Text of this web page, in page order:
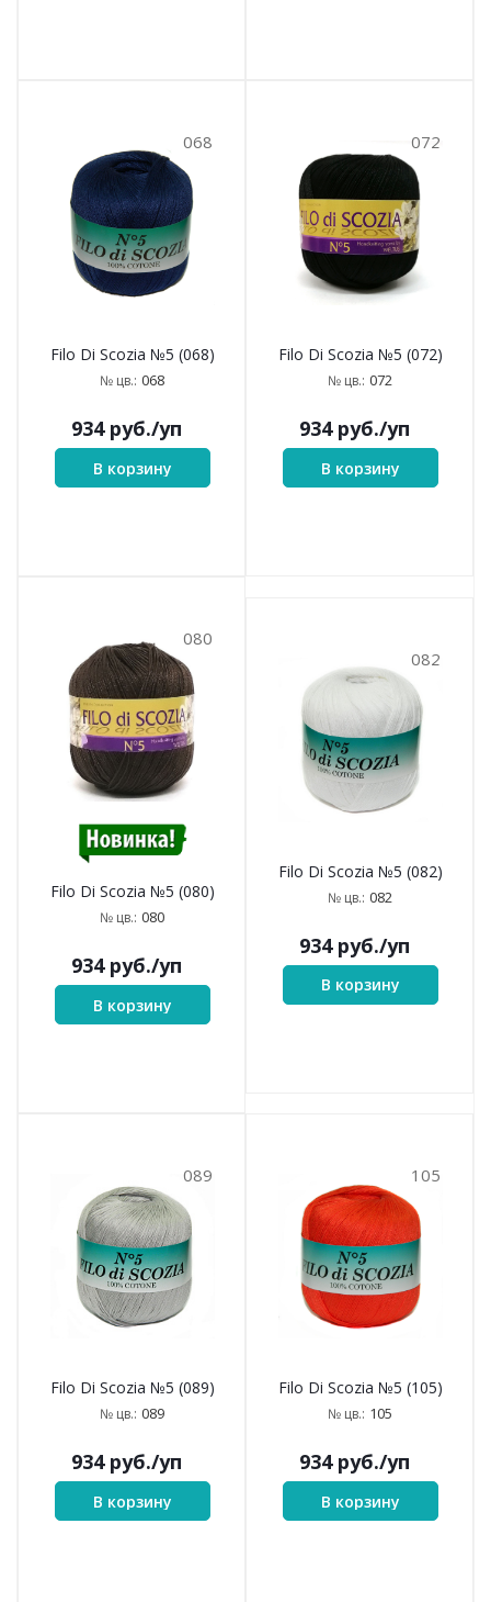
068
Filo Di Scozia №5 (068)
№ цв.: 068
934руб./уп
В корзину
072
Filo Di Scozia №5 (072)
№ цв.: 072
934руб./уп
В корзину
080
Filo Di Scozia №5 (080)
№ цв.: 080
934руб./уп
В корзину
082
Filo Di Scozia №5 (082)
№ цв.: 082
934руб./уп
В корзину
089
Filo Di Scozia №5 (089)
№ цв.: 089
934руб./уп
В корзину
105
Filo Di Scozia №5 (105)
№ цв.: 105
934руб./уп
В корзину